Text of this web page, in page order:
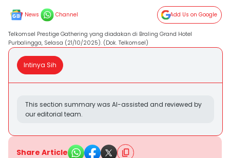
News Channel Add Us on Google
Telkomsel Prestige Gathering yang diadakan di Braling Grand Hotel
Purbalingga, Selasa (21/10/2025). (Dok. Telkomsel)
Intinya Sih
This section summary was AI-assisted and reviewed by
our editorial team.
Share Article